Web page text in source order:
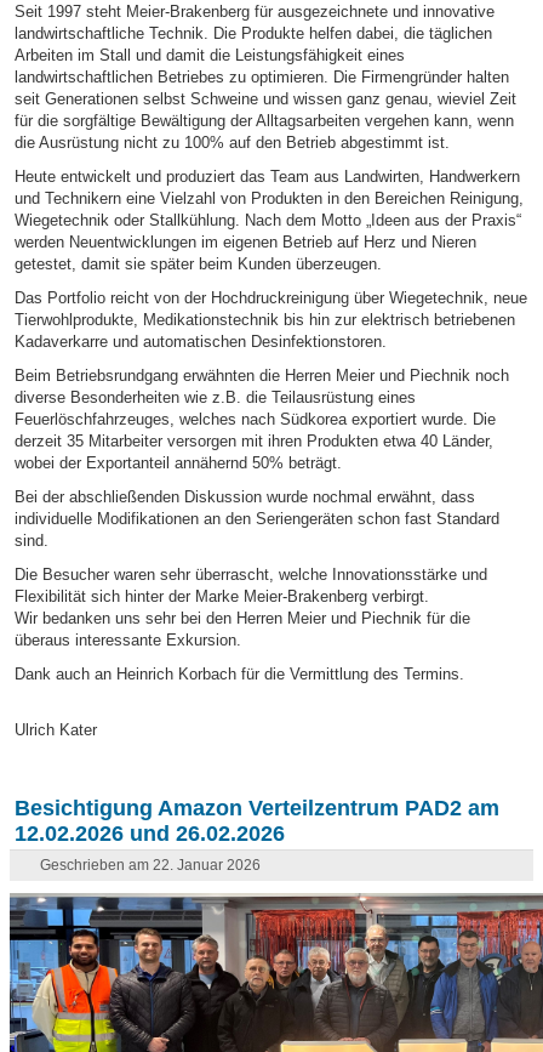
Seit 1997 steht Meier-Brakenberg für ausgezeichnete und innovative
landwirtschaftliche Technik. Die Produkte helfen dabei, die täglichen
Arbeiten im Stall und damit die Leistungsfähigkeit eines
landwirtschaftlichen Betriebes zu optimieren. Die Firmengründer halten
seit Generationen selbst Schweine und wissen ganz genau, wieviel Zeit
für die sorgfältige Bewältigung der Alltagsarbeiten vergehen kann, wenn
die Ausrüstung nicht zu 100% auf den Betrieb abgestimmt ist.
Heute entwickelt und produziert das Team aus Landwirten, Handwerkern
und Technikern eine Vielzahl von Produkten in den Bereichen Reinigung,
Wiegetechnik oder Stallkühlung. Nach dem Motto „Ideen aus der Praxis“
werden Neuentwicklungen im eigenen Betrieb auf Herz und Nieren
getestet, damit sie später beim Kunden überzeugen.
Das Portfolio reicht von der Hochdruckreinigung über Wiegetechnik, neue
Tierwohlprodukte, Medikationstechnik bis hin zur elektrisch betriebenen
Kadaverkarre und automatischen Desinfektionstoren.
Beim Betriebsrundgang erwähnten die Herren Meier und Piechnik noch
diverse Besonderheiten wie z.B. die Teilausrüstung eines
Feuerlöschfahrzeuges, welches nach Südkorea exportiert wurde. Die
derzeit 35 Mitarbeiter versorgen mit ihren Produkten etwa 40 Länder,
wobei der Exportanteil annähernd 50% beträgt.
Bei der abschließenden Diskussion wurde nochmal erwähnt, dass
individuelle Modifikationen an den Seriengeräten schon fast Standard
sind.
Die Besucher waren sehr überrascht, welche Innovationsstärke und
Flexibilität sich hinter der Marke Meier-Brakenberg verbirgt.
Wir bedanken uns sehr bei den Herren Meier und Piechnik für die
überaus interessante Exkursion.
Dank auch an Heinrich Korbach für die Vermittlung des Termins.
Ulrich Kater
Besichtigung Amazon Verteilzentrum PAD2 am
12.02.2026 und 26.02.2026
Geschrieben am 22. Januar 2026